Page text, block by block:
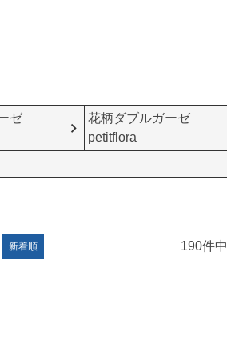
ゼ
花柄ダブルガーゼ
petitflora
新着順 190件中